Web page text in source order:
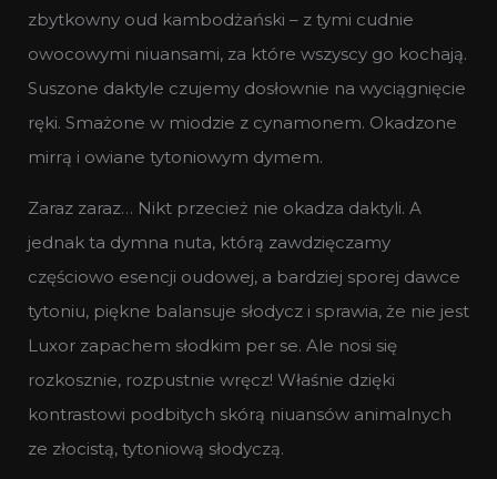
zbytkowny oud kambodżański – z tymi cudnie
owocowymi niuansami, za które wszyscy go kochają.
Suszone daktyle czujemy dosłownie na wyciągnięcie
ręki. Smażone w miodzie z cynamonem. Okadzone
mirrą i owiane tytoniowym dymem.
Zaraz zaraz… Nikt przecież nie okadza daktyli. A
jednak ta dymna nuta, którą zawdzięczamy
częściowo esencji oudowej, a bardziej sporej dawce
tytoniu, piękne balansuje słodycz i sprawia, że nie jest
Luxor zapachem słodkim per se. Ale nosi się
rozkosznie, rozpustnie wręcz! Właśnie dzięki
kontrastowi podbitych skórą niuansów animalnych
ze złocistą, tytoniową słodyczą.